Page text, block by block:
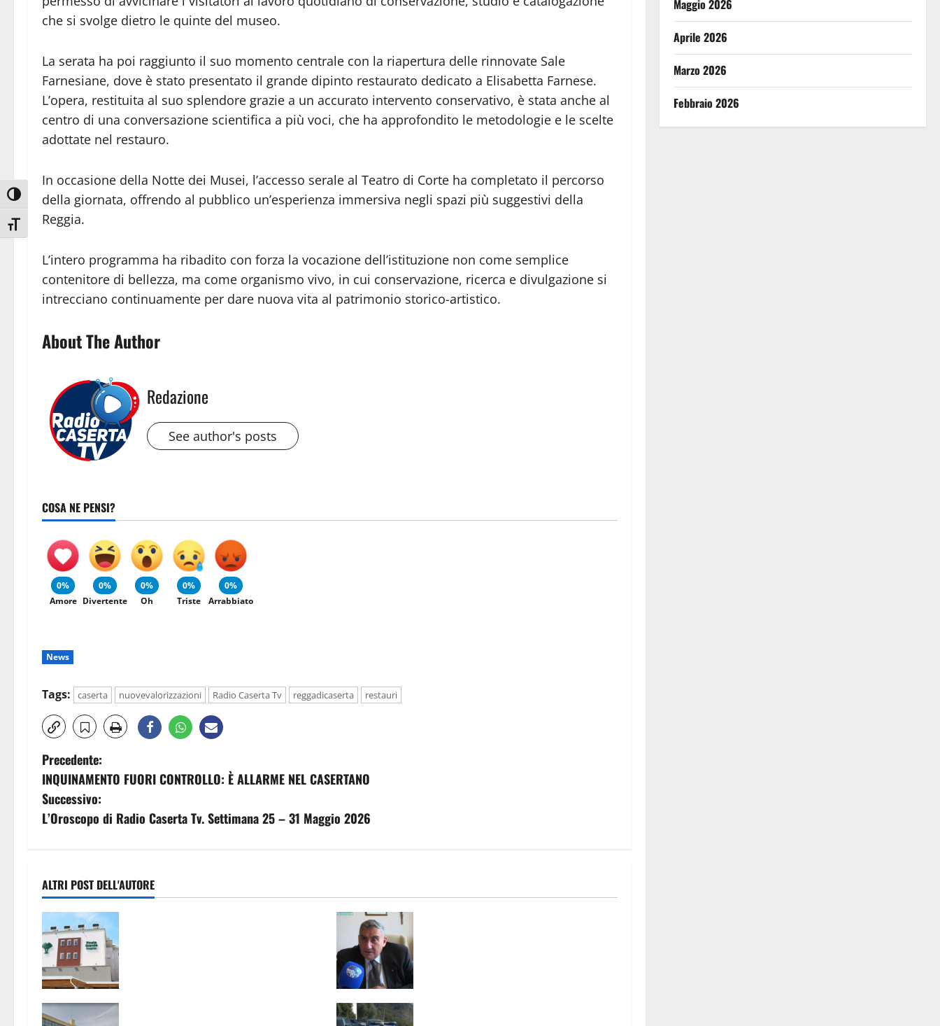
Attiva/disattiva alto contrasto
Attiva/disattiva dimensione testo
che si svolge dietro le quinte del museo.
La serata ha poi raggiunto il suo momento centrale con la riapertura delle rinnovate Sale
Farnesiane, dove è stato presentato il grande dipinto restaurato dedicato a Elisabetta Farnese.
L’opera, restituita al suo splendore grazie a un accurato intervento conservativo, è stata anche al
centro di una conversazione scientifica a più voci, che ha approfondito le metodologie e le scelte
adottate nel restauro.
In occasione della Notte dei Musei, l’accesso serale al Teatro di Corte ha completato il percorso
della giornata, offrendo al pubblico un’esperienza immersiva negli spazi più suggestivi della
Reggia.
L’intero programma ha ribadito con forza la vocazione dell’istituzione non come semplice
contenitore di bellezza, ma come organismo vivo, in cui conservazione, ricerca e divulgazione si
intrecciano continuamente per dare nuova vita al patrimonio storico-artistico.
About The Author
Redazione
See author's posts
COSA NE PENSI?
0%
Amore
0%
Divertente
0%
Oh
0%
Triste
0%
Arrabbiato
News
Tags: caserta nuovevalorizzazioni Radio Caserta Tv reggadicaserta restauri
N
a
v
g
a
z
i
o
Precedente:
INQUINAMENTO FUORI CONTROLLO: È ALLARME NEL CASERTANO
Successivo:
L’Oroscopo di Radio Caserta Tv. Settimana 25 – 31 Maggio 2026
ALTRI POST DELL'AUTORE
Maggio 2026
Aprile 2026
Marzo 2026
Febbraio 2026